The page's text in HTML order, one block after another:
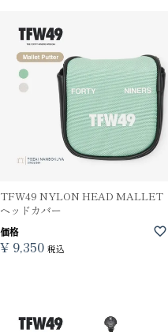
TFW49 NYLON HEAD MALLET
ヘッドカバー
価格
¥ 9,350 税込